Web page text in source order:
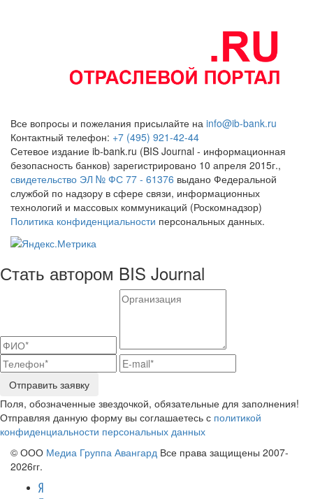
Все вопросы и пожелания присылайте на info@ib-bank.ru
Контактный телефон: +7 (495) 921-42-44
Сетевое издание ib-bank.ru (BIS Journal - информационная
безопасность банков) зарегистрировано 10 апреля 2015г.,
свидетельство ЭЛ № ФС 77 - 61376 выдано Федеральной
службой по надзору в сфере связи, информационных
технологий и массовых коммуникаций (Роскомнадзор)
Политика конфиденциальности персональных данных.
Стать автором BIS Journal
Отправить заявку
Поля, обозначенные звездочкой, обязательные для заполнения!
Отправляя данную форму вы соглашаетесь с политикой
конфиденциальности персональных данных
© ООО Медиа Группа Авангард Все права защищены 2007-
2026гг.